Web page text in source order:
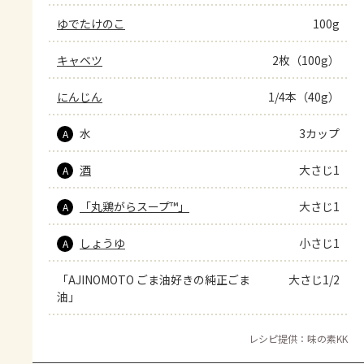
ゆでたけのこ 100g
キャベツ 2枚（100g）
にんじん 1/4本（40g）
A 水 3カップ
A 酒 大さじ1
A 「丸鶏がらスープ™」 大さじ1
A しょうゆ 小さじ1
「AJINOMOTO ごま油好きの純正ごま
油」
大さじ1/2
レシピ提供：味の素KK